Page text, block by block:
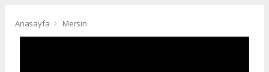
Anasayfa Mersin